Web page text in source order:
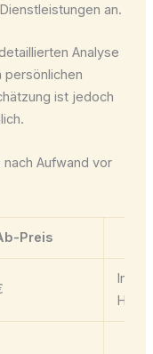
an.
Analyse
persönlichen
ist jedoch
Aufwand vor
Preis
Inkl.